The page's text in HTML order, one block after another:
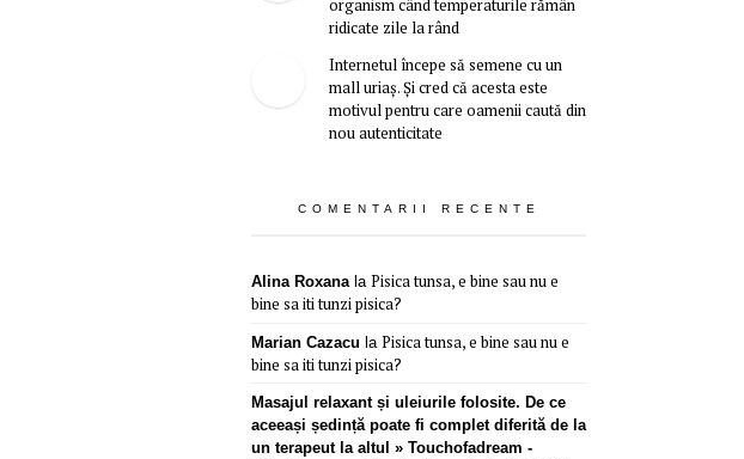
ridicate zile la rând
Internetul începe să semene cu un
mall uriaș. Și cred că acesta este
motivul pentru care oamenii caută din
nou autenticitate
COMENTARII RECENTE
Alina Roxanala Pisica tunsa, e bine sau nu e
bine sa iti tunzi pisica?
Marian Cazacu la Pisica tunsa, e bine sau nu e
bine sa iti tunzi pisica?
Masajul relaxant și uleiurile folosite. De ce
aceeași ședință poate fi complet diferită de la
un terapeut la altul » Touchofadream -